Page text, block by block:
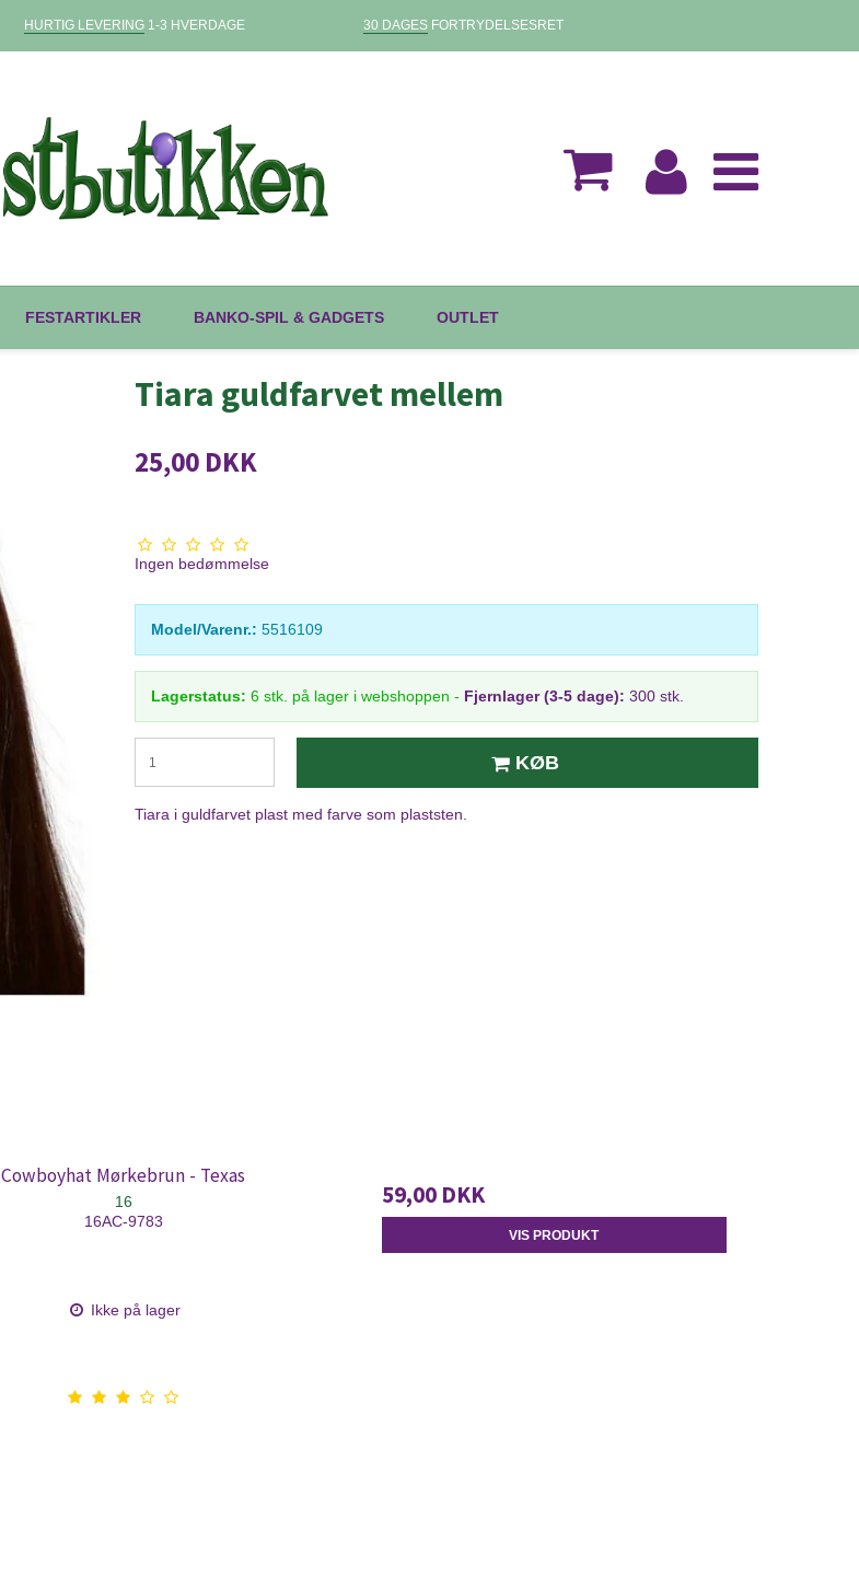
HURTIG LEVERING1-3 HVERDAGE 30 DAGESFORTRYDELSESRET
FESTARTIKLER BANKO-SPIL & GADGETS OUTLET
Tiara guldfarvet mellem
25,00 DKK
Ingen bedømmelse
Model/Varenr.: 5516109
Lagerstatus: 6 stk. på lager i webshoppen - Fjernlager (3-5 dage): 300 stk.
KØB
Tiara i guldfarvet plast med farve som plaststen.
Cowboyhat Mørkebrun - Texas
16
16AC-9783
Ikke på lager
59,00 DKK
VIS PRODUKT